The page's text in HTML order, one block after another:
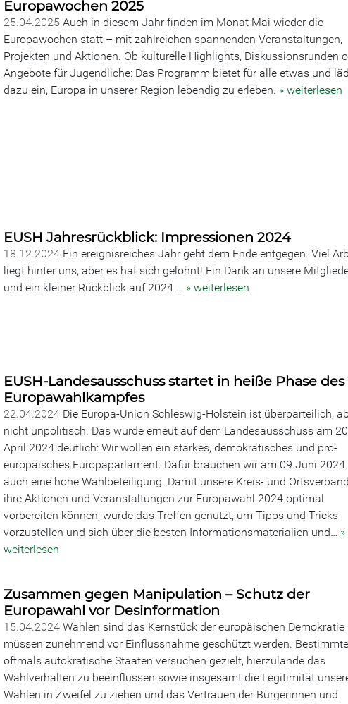
Europawochen 2025
25.04.2025 Auch in diesem Jahr finden im Monat Mai wieder die
Europawochen statt – mit zahlreichen spannenden Veranstaltungen,
Projekten und Aktionen. Ob kulturelle Highlights, Diskussionsrunden
Angebote für Jugendliche: Das Programm bietet für alle etwas und
dazu ein, Europa in unserer Region lebendig zu erleben. » weiterlesen
EUSH Jahresrückblick: Impressionen 2024
18.12.2024 Ein ereignisreiches Jahr geht dem Ende entgegen. Viel
liegt hinter uns, aber es hat sich gelohnt! Ein Dank an unsere
und ein kleiner Rückblick auf 2024 … » weiterlesen
EUSH-Landesausschuss startet in heiße Phase des
Europawahlkampfes
22.04.2024 Die Europa-Union Schleswig-Holstein ist überparteilich,
nicht unpolitisch. Das wurde erneut auf dem Landesausschuss am
April 2024 deutlich: Wir wollen ein starkes, demokratisches und pro-
europäisches Europaparlament. Dafür brauchen wir am 09.Juni 2024
auch eine hohe Wahlbeteiligung. Damit unsere Kreis- und
ihre Aktionen und Veranstaltungen zur Europawahl 2024 optimal
vorbereiten können, wurde das Treffen genutzt, um Tipps und Tricks
vorzustellen und sich über die besten Informationsmaterialien und… »
weiterlesen
Zusammen gegen Manipulation – Schutz der
Europawahl vor Desinformation
15.04.2024 Wahlen sind das Kernstück der europäischen Demokratie
müssen zunehmend vor Einflussnahme geschützt werden.
oftmals autokratische Staaten versuchen gezielt, hierzulande das
Wahlverhalten zu beeinflussen sowie insgesamt die Legitimität
Wahlen in Zweifel zu ziehen und das Vertrauen der Bürgerinnen und